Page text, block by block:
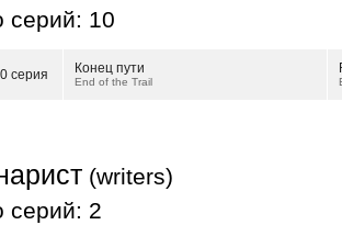
серий: 10
серия Конец пути
End of the Trail
(writers)
серий: 2